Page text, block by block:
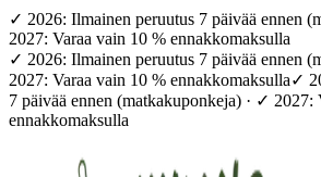
✓ 2026: Ilmainen peruutus 7 päivää ennen
2027: Varaa vain 10 % ennakkomaksulla
✓ 2026: Ilmainen peruutus 7 päivää ennen
2027: Varaa vain 10 % ennakkomaksulla✓
7 päivää ennen (matkakuponkeja) · ✓ 2027:
ennakkomaksulla